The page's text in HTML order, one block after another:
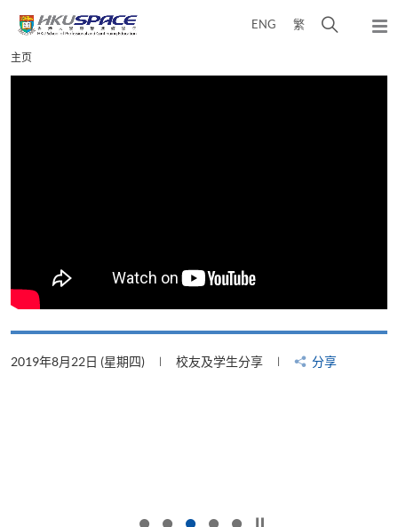
content
ENG 繁
弹
Main
content
主页
2019年8月22日 (星期四) 校友及学生分享 分享